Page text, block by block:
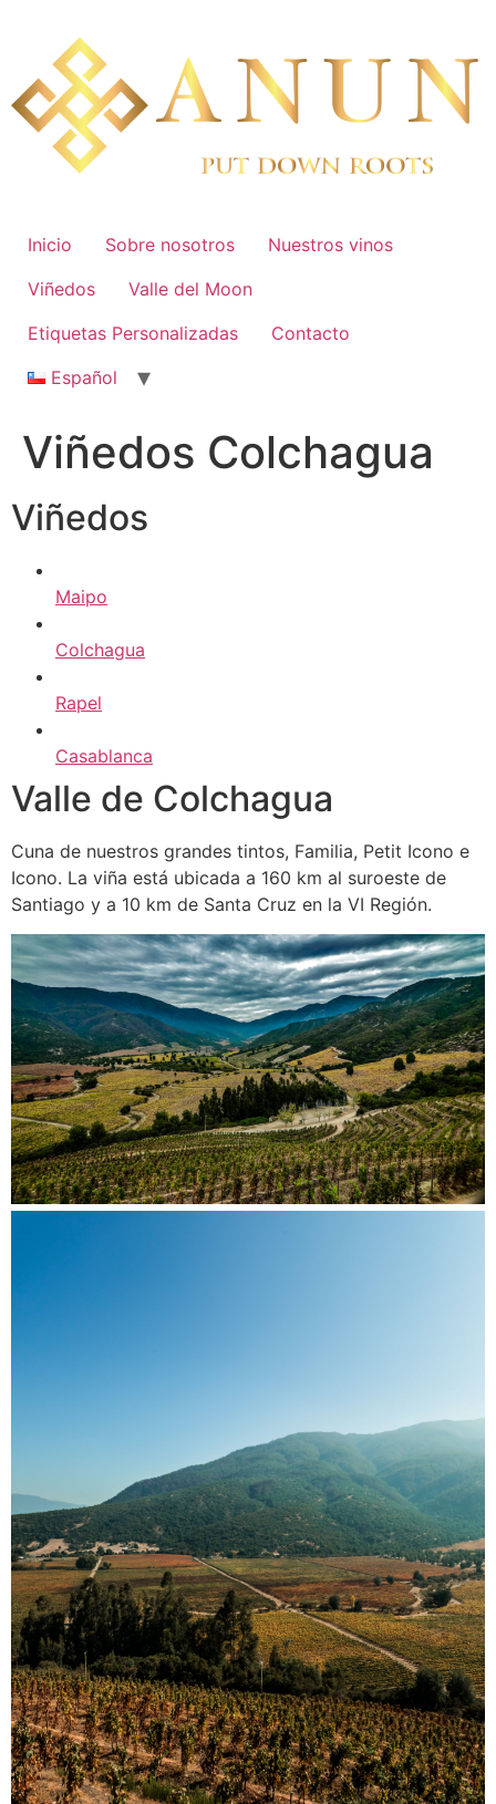
content
Inicio Sobre nosotros
Nuestros vinos
Viñedos
Valle del Moon
Etiquetas Personalizadas
Contacto
Español
Viñedos Colchagua
Viñedos
Maipo
Colchagua
Rapel
Casablanca
Valle de Colchagua
Cuna de nuestros grandes tintos, Familia, Petit Icono e
Icono. La viña está ubicada a 160 km al suroeste de
Santiago y a 10 km de Santa Cruz en la VI Región.